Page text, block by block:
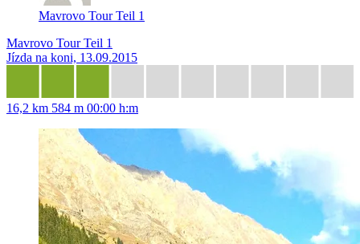
Mavrovo Tour Teil 1
Mavrovo Tour Teil 1
Jízda na koni, 13.09.2015
16,2 km 584 m 00:00 h:m